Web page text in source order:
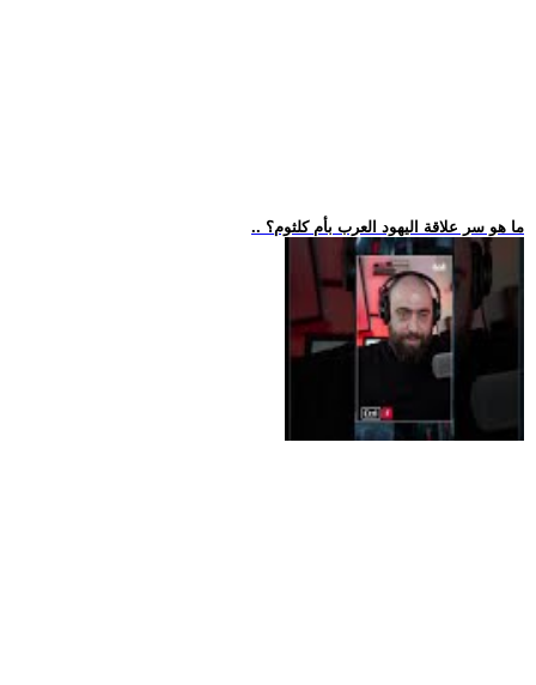
.. ما هو سر علاقة اليهود العرب بأم كلثوم؟